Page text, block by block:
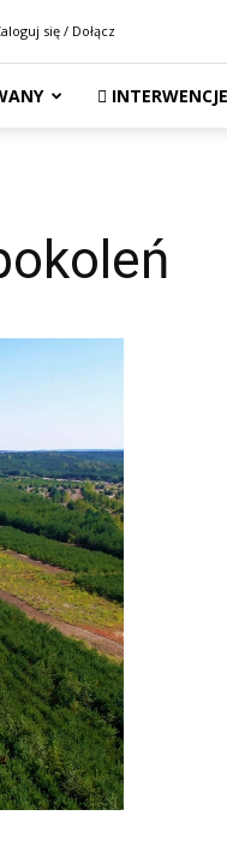
się / Dołącz
INTERWENCJE